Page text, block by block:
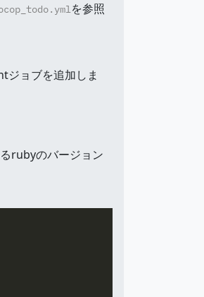
を参照
ョブを追加しま
rubyのバージョン